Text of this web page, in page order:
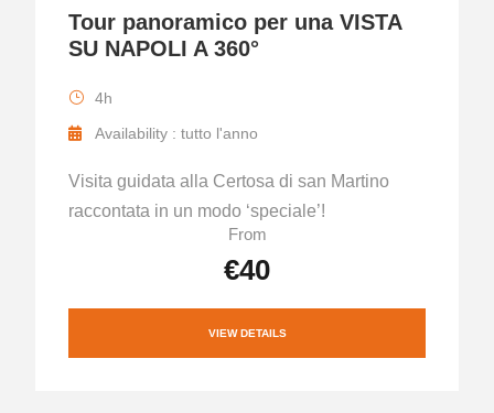
Tour panoramico per una VISTA
SU NAPOLI A 360°
4h
Availability : tutto l'anno
Visita guidata alla Certosa di san Martino
raccontata in un modo ‘speciale’!
From
€40
VIEW DETAILS